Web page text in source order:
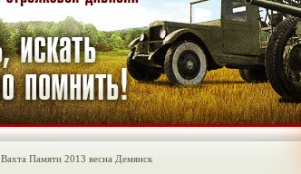
Вахта Памяти 2013 весна Демянск